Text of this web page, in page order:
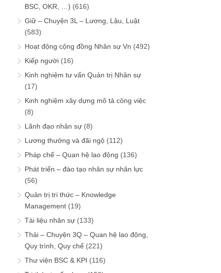
BSC, OKR, …) (616)
Giữ – Chuyện 3L – Lương, Lậu, Luật
(583)
Hoạt động cộng đồng Nhân sự Vn (492)
Kiếp người (16)
Kinh nghiệm tư vấn Quản trị Nhân sự
(17)
Kinh nghiệm xây dựng mô tả công việc
(8)
Lãnh đạo nhân sự (8)
Lương thưởng và đãi ngộ (112)
Pháp chế – Quan hệ lao động (136)
Phát triển – đào tạo nhân sự nhân lực
(56)
Quản trị tri thức – Knowledge
Management (19)
Tài liệu nhân sự (133)
Thải – Chuyện 3Q – Quan hệ lao động,
Quy trình, Quy chế (221)
Thư viện BSC & KPI (116)